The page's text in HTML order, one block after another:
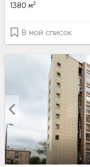
1380 м2
В мой список